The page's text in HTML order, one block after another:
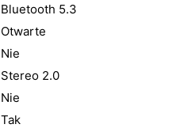
Bluetooth 5.3
Otwarte
Nie
Stereo 2.0
Nie
Tak